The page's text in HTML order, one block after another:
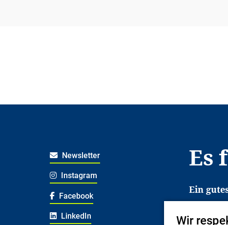
Newsletter
Instagram
Facebook
LinkedIn
Es
Ein
Es
Wir